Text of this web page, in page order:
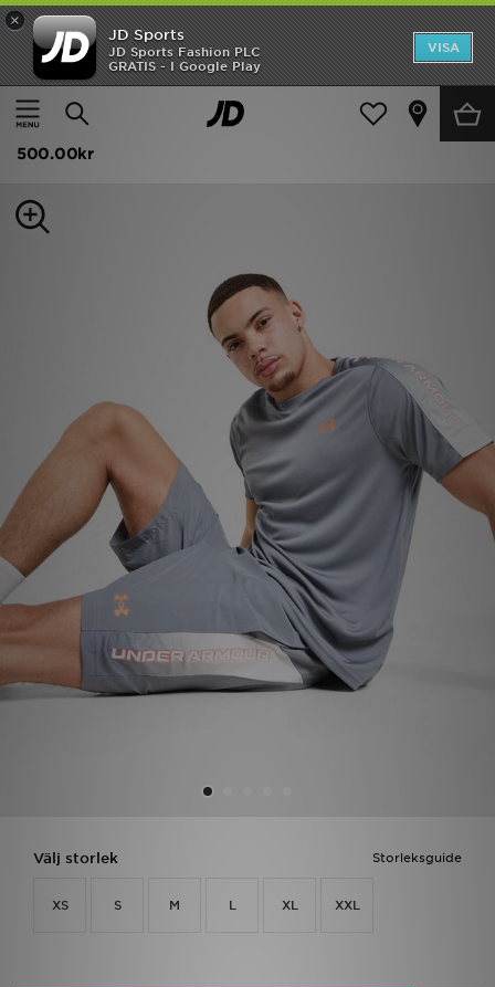
×
JD Sports
JD Sports Fashion PLC
GRATIS - I Google Play
VISA
Hem
Herr Herrkläder Träningskläder
Under Armour Tech Fade Shorts
500.00kr
Storleksguide
Välj storlek
XS S M L XL XXL
Hem
Rea
Dam
Sport
Fotboll
Ladda ner appen
Mitt JD
Mina meddelanden
Kundservice